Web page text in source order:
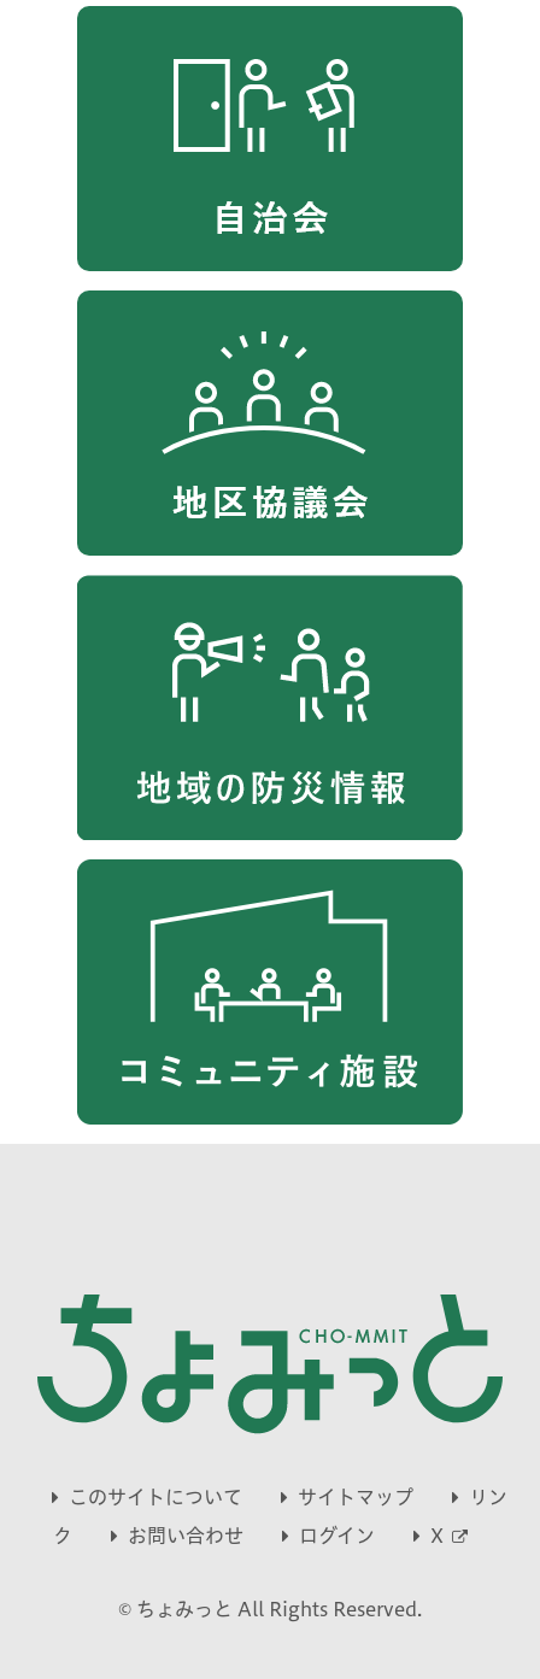
このサイトについて サイトマップ
リン
ク
お問い合わせ ログイン X
別
© ちょみっと All Rights Reserved.